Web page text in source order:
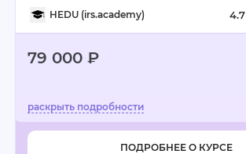
HEDU (irs.academy) 4.7
79 000 ₽
ПОДРОБНЕЕ О КУРСЕ